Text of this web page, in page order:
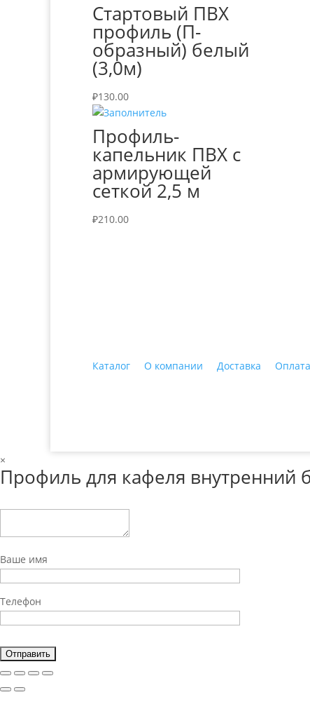
Стартовый ПВХ
профиль (П-
образный) белый
(3,0м)
₽130.00
Профиль-
капельник ПВХ с
армирующей
сеткой 2,5 м
₽210.00
Каталог О компании Доставка Оплата
×
Профиль для кафеля внутренний
Ваше имя
Телефон